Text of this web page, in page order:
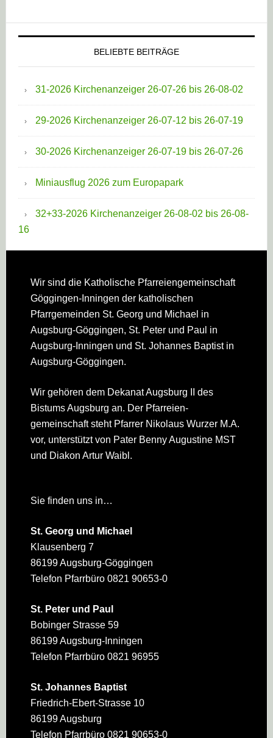
BELIEBTE BEITRÄGE
31-2026 Kirchenanzeiger 26-07-26 bis 26-08-02
29-2026 Kirchenanzeiger 26-07-12 bis 26-07-19
30-2026 Kirchenanzeiger 26-07-19 bis 26-07-26
Miniausflug 2026 zum Europapark
32+33-2026 Kirchenanzeiger 26-08-02 bis 26-08-
16
Footer
Wir sind die Katholische Pfarreien­gemeinschaft
Göggingen-Inningen der katholischen
Pfarrgemeinden St. Georg und Michael in
Augsburg-Göggingen, St. Peter und Paul in
Augsburg-Inningen und St. Johannes Baptist in
Augsburg-Göggingen.
Wir gehören dem Dekanat Augsburg II des
Bistums Augsburg an. Der Pfarreien­
gemeinschaft steht Pfarrer Nikolaus Wurzer M.A.
vor, unterstützt von Pater Benny Augustine MST
und Diakon Artur Waibl.
Sie finden uns in…
St. Georg und Michael
Klausenberg 7
86199 Augsburg-Göggingen
Telefon Pfarrbüro 0821 90653-0
St. Peter und Paul
Bobinger Strasse 59
86199 Augsburg-Inningen
Telefon Pfarrbüro 0821 96955
St. Johannes Baptist
Friedrich-Ebert-Strasse 10
86199 Augsburg
Telefon Pfarrbüro 0821 90653-0